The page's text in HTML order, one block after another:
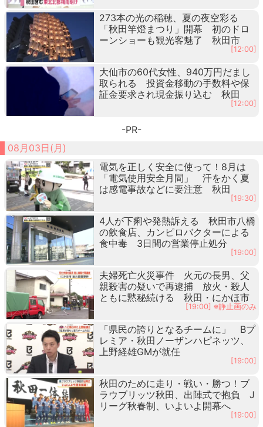
273本の光の稲穂、夏の夜空彩る
「秋田竿燈まつり」開幕 初のドロ
ーンショーも観光客魅了 秋田市
[12:00]
大仙市の60代女性、940万円だまし
取られる 投資金移動の手数料や保
証金要求され現金振り込む 秋田
[12:00]
-PR-
08月03日(月)
電気を正しく安全に使って！8月は
「電気使用安全月間」 汗をかく夏
は感電事故などに要注意 秋田
[19:30]
4人が下痢や発熱訴える 秋田市八橋
の飲食店、カンピロバクターによる
食中毒 3日間の営業停止処分
[19:00]
夫婦死亡火災事件 火元の長男、父
親殺害の疑いで再逮捕 放火・殺人
ともに黙秘続ける 秋田・にかほ市
[19:00] ※静止画のみ
「県民の誇りとなるチームに」 Bプ
レミア・秋田ノーザンハピネッツ、
上野経雄GMが就任
[19:00]
秋田のために走り・戦い・勝つ！ブ
ラウブリッツ秋田、出陣式で抱負 J
リーグ秋春制、いよいよ開幕へ
[19:00]